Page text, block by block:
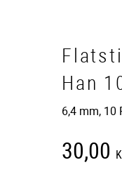
Han
6,4 mm, 10
30,00